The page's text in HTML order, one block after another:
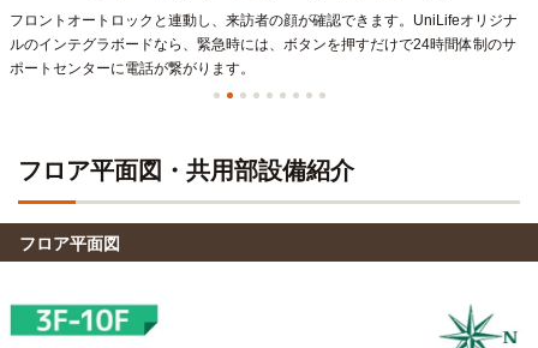
フロントオートロックと連動し、来訪者の顔が確認できます。UniLifeオリジナ
ルのインテグラボードなら、緊急時には、ボタンを押すだけで24時間体制のサ
ポートセンターに電話が繋がります。
フロア平面図・共用部設備紹介
フロア平面図